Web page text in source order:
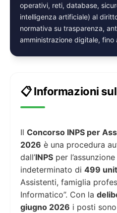
operativi, reti, database,
intelligenza artificiale) al
normativa su trasparenza,
amministrazione digitale, fino
📋 Informazioni
Il Concorso INPS per
2026 è una procedura
dall’INPS per
indeterminato di 499
Assistenti, famiglia
Informatico”. Con la
giugno 2026 i posti